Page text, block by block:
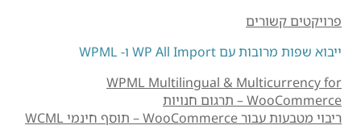
פרויקטים קשורים
ייבוא ​​שפות מרובות עם WP All Import ו- WPML
WPML Multilingual & Multicurrency for
WooCommerce – תרגום חנויות
ריבוי מטבעות עבור WooCommerce – תוסף חינמי WCML